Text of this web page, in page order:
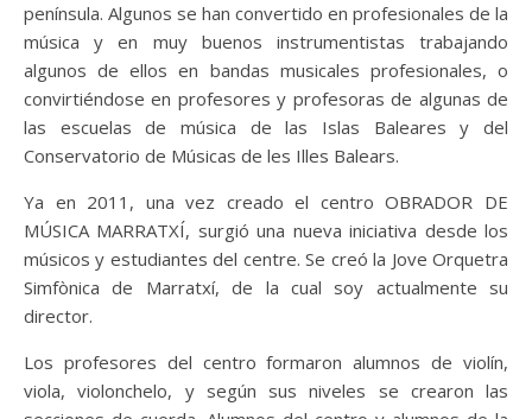
península. Algunos se han convertido en profesionales de la
música y en muy buenos instrumentistas trabajando
algunos de ellos en bandas musicales profesionales, o
convirtiéndose en profesores y profesoras de algunas de
las escuelas de música de las Islas Baleares y del
Conservatorio de Músicas de les Illes Balears.
Ya en 2011, una vez creado el centro OBRADOR DE
MÚSICA MARRATXÍ, surgió una nueva iniciativa desde los
músicos y estudiantes del centre. Se creó la Jove Orquetra
Simfònica de Marratxí, de la cual soy actualmente su
director.
Los profesores del centro formaron alumnos de violín,
viola, violonchelo, y según sus niveles se crearon las